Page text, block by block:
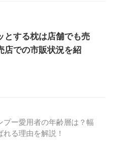
とする枕は店舗でも売
店での市販状況を紹
プー愛用者の年齢層は？幅
る理由を解説！